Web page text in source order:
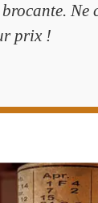
prix !